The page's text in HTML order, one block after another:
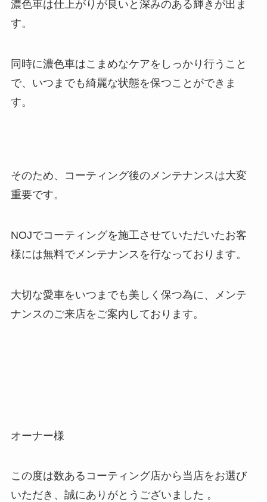
濃色車は仕上がりが良いと深みのある輝きが出ま
す。
同時に濃色車はこまめなケアをしっかり行うこと
で、いつまでも綺麗な状態を保つことができま
す。
そのため、コーティング後のメンテナンスは大変
重要です。
NOJでコーティングを施工させていただいたお客
様には無料でメンテナンスを行なっております。
大切な愛車をいつまでも美しく保つ為に、メンテ
ナンスのご来店をご案内しております。
オーナー様
この度は数あるコーティング店から当店をお選び
いただき、誠にありがとうございました 。